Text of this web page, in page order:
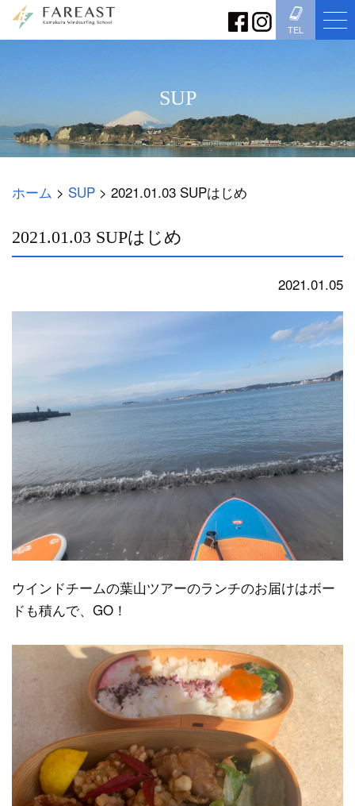
TEL
SUP
ホーム > SUP > 2021.01.03 SUPはじめ
2021.01.03 SUPはじめ
2021.01.05
ウインドチームの葉山ツアーのランチのお届けはボー
ドも積んで、GO！